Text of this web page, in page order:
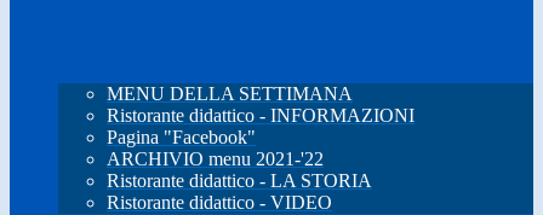
MENU DELLA SETTIMANA
Ristorante didattico - INFORMAZIONI
Pagina "Facebook"
ARCHIVIO menu 2021-'22
Ristorante didattico - LA STORIA
Ristorante didattico - VIDEO